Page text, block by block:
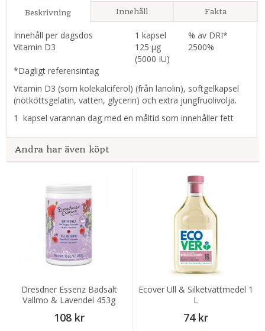
Beskrivning Innehåll Fakta
Innehåll per dagsdos 1 kapsel
% av DRI*
Vitamin D3
125 µg
2500%
(5000 IU)
*Dagligt referensintag
Vitamin D3 (som kolekalciferol) (från lanolin), softgelkapsel
(nötköttsgelatin, vatten, glycerin) och extra jungfruolivolja.
1 kapsel varannan dag med en måltid som innehåller fett
Andra har även köpt
Dresdner Essenz Badsalt
Vallmo & Lavendel 453g
108 kr
Ecover Ull & Silketvättmedel 1
L
74 kr